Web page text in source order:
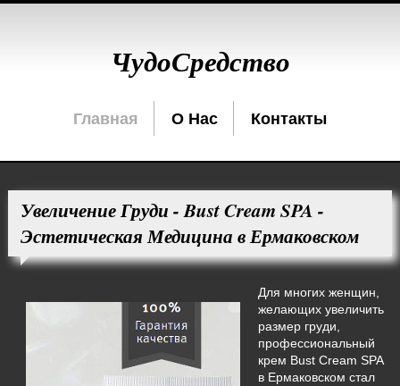
ЧудоСредство
Главная О Нас Контакты
Увеличение Груди - Bust Cream SPA -
Эстетическая Медицина в Ермаковском
Для многих женщин,
желающих увеличить
размер груди,
профессиональный
крем Bust Cream SPA
в Ермаковском стал